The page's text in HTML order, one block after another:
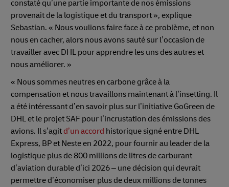
constaté qu’une partie importante de nos émissions
provenait de la logistique et du transport », explique
Sebastian. « Nous voulions faire face à ce problème, et non
nous en cacher, alors nous avons sauté sur l’occasion de
travailler avec DHL pour apprendre les uns des autres et
nous améliorer. »
« Nous sommes neutres en carbone grâce à la
compensation et nous travaillons maintenant à l’insetting. Il
a été intéressant d’en savoir plus sur l’initiative GoGreen de
DHL et le projet SAF pour l’incrustation des émissions des
avions. Il s’agit d’un accord historique signé entre DHL
Express, BP et Neste en 2022, pour fournir au leader de la
logistique plus de 800 millions de litres de carburant
d’aviation durable d’ici 2026 – une décision qui devrait
permettre d’économiser plus de deux millions de tonnes